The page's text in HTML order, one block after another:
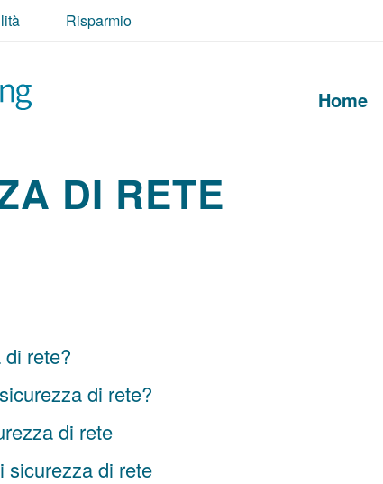
Risparmio
Home
DI RETE
di rete?
di rete?
di rete
sicurezza di rete